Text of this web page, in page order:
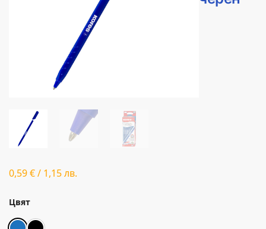
0,59€/ 1,15лв.
Цвят